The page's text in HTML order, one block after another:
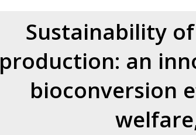
Sustainability
production: an
bioconversion